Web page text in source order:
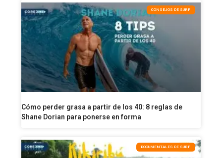
CONSEJOS DE SURF
Cómo perder grasa a partir de los 40: 8 reglas de
Shane Dorian para ponerse en forma
DOCUMENTALES DE SURF